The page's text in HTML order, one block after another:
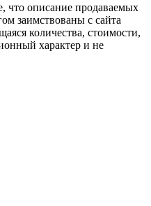
описание продаваемых
заимствованы с сайта
количества, стоимости,
характер и не